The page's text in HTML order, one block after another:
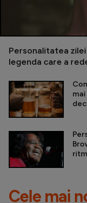
Personalitatea
legenda care a
Cele mai